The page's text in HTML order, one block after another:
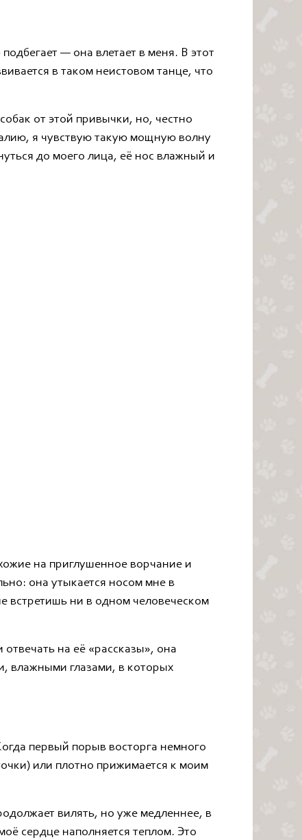
— она влетает в меня. В этот
в таком неистовом танце, что
от этой привычки, но, честно
я чувствую такую мощную волну
до моего лица, её нос влажный и
на приглушенное ворчание и
она утыкается носом мне в
встретишь ни в одном человеческом
на её «рассказы», она
влажными глазами, в которых
первый порыв восторга немного
или плотно прижимается к моим
вилять, но уже медленнее, в
сердце наполняется теплом. Это